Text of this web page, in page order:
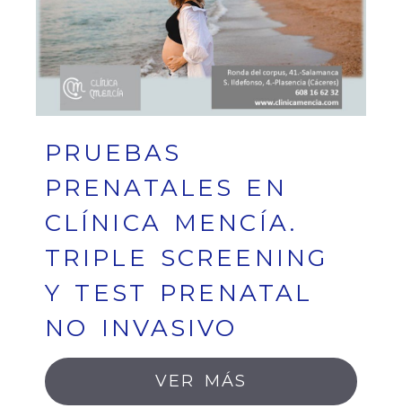
PRUEBAS
PRENATALES EN
CLÍNICA MENCÍA.
TRIPLE SCREENING
Y TEST PRENATAL
NO INVASIVO
VER MÁS